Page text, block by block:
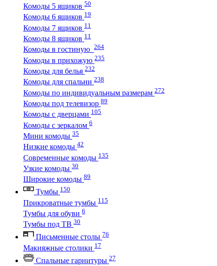
Комоды 5 ящиков 50
Комоды 6 ящиков 19
Комоды 7 ящиков 11
Комоды 8 ящиков 11
Комоды в гостиную 264
Комоды в прихожую 235
Комоды для белья 232
Комоды для спальни 238
Комоды по индивидуальным размерам 272
Комоды под телевизор 89
Комоды с дверцами 105
Комоды с зеркалом 6
Мини комоды 35
Низкие комоды 42
Современные комоды 135
Узкие комоды 30
Широкие комоды 89
Тумбы 150
Прикроватные тумбы 115
Тумбы для обуви 6
Тумбы под ТВ 30
Письменные столы 76
Макияжные столики 17
Спальные гарнитуры 27